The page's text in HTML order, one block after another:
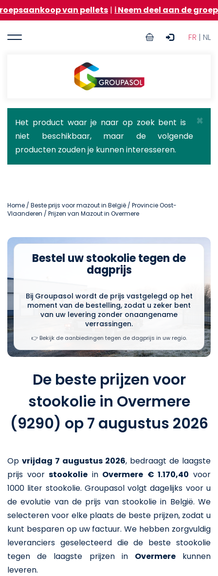
en
de
van pellets|ℹ️ Neem deel aan de
FR | NL
User
Groupasol
×
Statusbericht
Het product waar je naar op zoek bent is
niet beschikbaar, maar de volgende
producten zouden je kunnen interesseren.
Home / Beste prijs voor mazout in België / Provincie Oost-
Vlaanderen / Prijzen van Mazout in Overmere
Bestel uw stookolie tegen de
dagprijs
Bij Groupasol wordt de prijs vastgelegd op het
moment van de bestelling, zodat u zeker bent
van uw levering zonder onaangename
verrassingen.
👉 Bekijk de aanbiedingen tegen de dagprijs in uw regio.
De beste prijzen voor
stookolie in Overmere
(9290) op 7 augustus 2026
Op vrijdag 7 augustus 2026, bedraagt de laagste
prijs voorstookolie in Overmere € 1.170,40 voor
1000 liter stookolie. Groupasol volgt dagelijks voor u
de evolutie van de prijs van stookolie in België. We
selecteren voor elke plaats de beste prijzen, zodat u
kunt besparen op uw factuur. We hebben zorgvuldig
leveranciers geselecteerd die de beste stookolie
tegen de laagste prijzen in Overmerekunnen
leveren.